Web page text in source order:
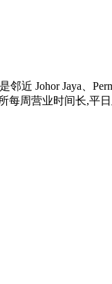
近 Johor Jaya、
周营业时间长,平